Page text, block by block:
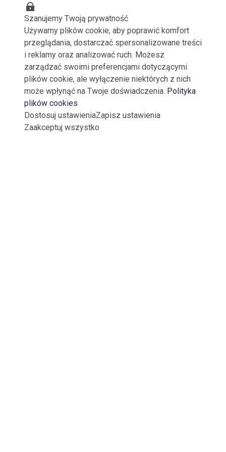
Szanujemy Twoją prywatność
Używamy plików cookie, aby poprawić komfort
przeglądania, dostarczać spersonalizowane treści
i reklamy oraz analizować ruch. Możesz
zarządzać swoimi preferencjami dotyczącymi
plików cookie, ale wyłączenie niektórych z nich
może wpłynąć na Twoje doświadczenia. Polityka
plików cookies
Dostosuj ustawieniaZapisz ustawienia
Zaakceptuj wszystko